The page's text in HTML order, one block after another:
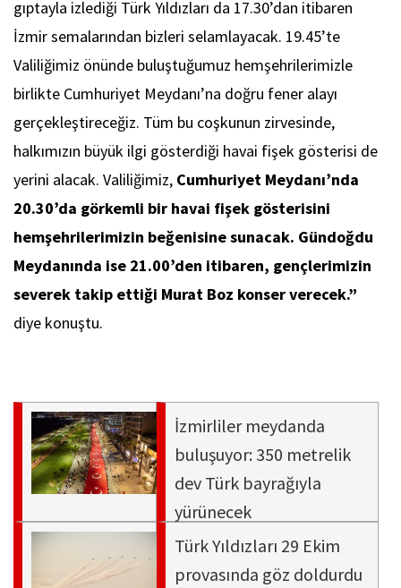
gıptayla izlediği Türk Yıldızları da 17.30’dan itibaren
İzmir semalarından bizleri selamlayacak. 19.45’te
Valiliğimiz önünde buluştuğumuz hemşehrilerimizle
birlikte Cumhuriyet Meydanı’na doğru fener alayı
gerçekleştireceğiz. Tüm bu coşkunun zirvesinde,
halkımızın büyük ilgi gösterdiği havai fişek gösterisi de
yerini alacak. Valiliğimiz, Cumhuriyet Meydanı’nda
20.30’da görkemli bir havai fişek gösterisini
hemşehrilerimizin beğenisine sunacak. Gündoğdu
Meydanında ise 21.00’den itibaren, gençlerimizin
severek takip ettiği Murat Boz konser verecek.”
diye konuştu.
İzmirliler meydanda
buluşuyor: 350 metrelik
dev Türk bayrağıyla
yürünecek
Türk Yıldızları 29 Ekim
provasında göz doldurdu